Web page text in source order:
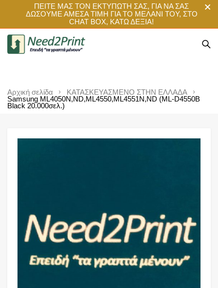
ΠΕΙΤΕ ΜΑΣ ΤΟΝ ΕΚΤΥΠΩΤΗ ΣΑΣ, ΓΙΑ ΝΑ ΣΑΣ
ΔΩΣΟΥΜΕ ΑΜΕΣΑ ΤΙΜΗ ΓΙΑ ΤΟ ΜΕΛΑΝΙ ΤΟΥ, ΣΤΟ
CHAT BOX, ΚΑΤΩ ΔΕΞΙΑ!
Αρχική σελίδα
ΚΑΤΑΣΚΕΥΑΣΜΕΝΟ ΣΤΗΝ ΕΛΛΑΔΑ
Samsung ML4050N,ND,ML4550,ML4551N,ND (ML-D4550B
Black 20.000σελ.)